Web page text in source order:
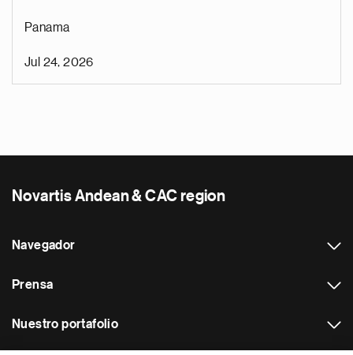
Panama
Jul 24, 2026
Novartis Andean & CAC region
Navegador
Prensa
Nuestro portafolio